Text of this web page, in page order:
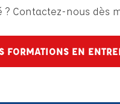
? Contactez-nous
FORMATIONS EN